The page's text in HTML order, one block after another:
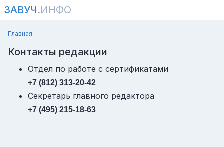
ЗАВУЧ.ИНФО
Главная
Контакты редакции
Отдел по работе с сертификатами
+7 (812) 313-20-42
Секретарь главного редактора
+7 (495) 215-18-63